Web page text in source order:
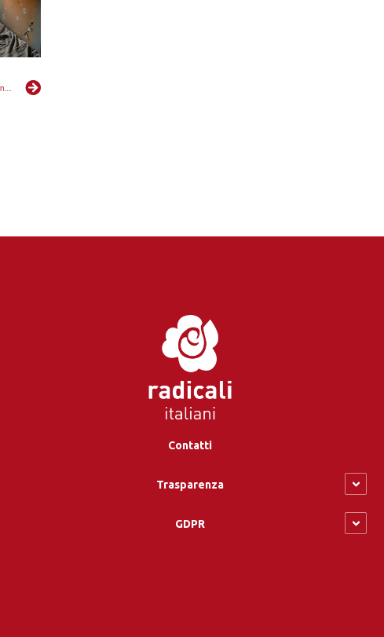
Codice della strada, Radicali: Consulta normalizza calpestare Costituzione
Contatti
Trasparenza
GDPR